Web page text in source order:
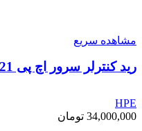
مشاهده سریع
رید کنترلر سرور اچ پی H240 12G 761873-B21
HPE
34,000,000 تومان